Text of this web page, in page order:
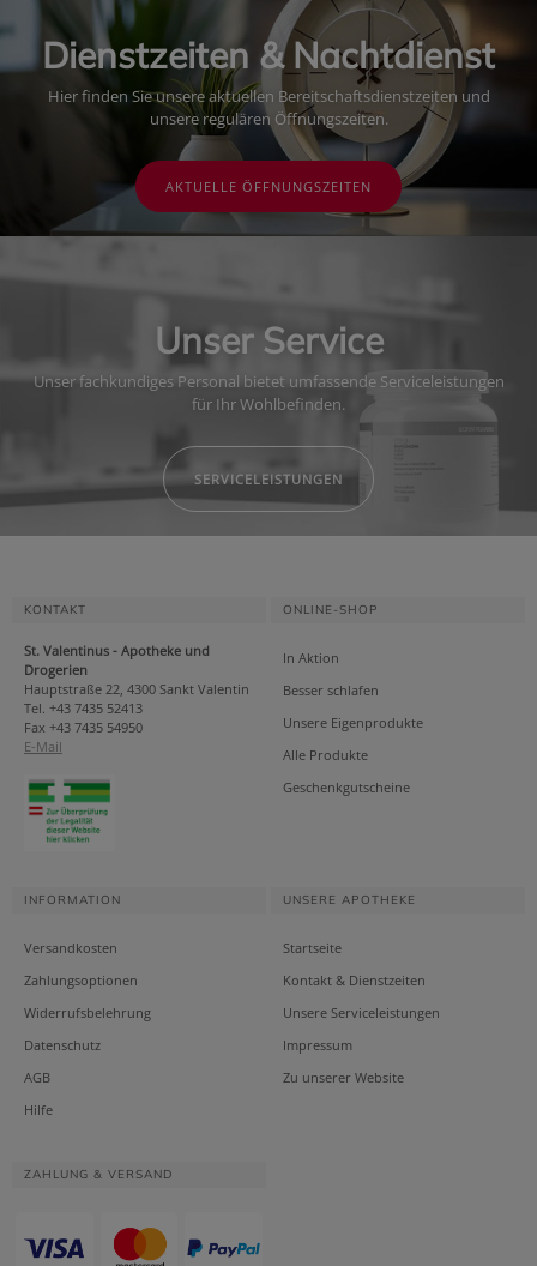
Dienstzeiten & Nachtdienst
Hier finden Sie unsere aktuellen Bereitschaftsdienstzeiten und
unsere regulären Öffnungszeiten.
AKTUELLE ÖFFNUNGSZEITEN
Unser Service
Unser fachkundiges Personal bietet umfassende Serviceleistungen
für Ihr Wohlbefinden.
SERVICELEISTUNGEN
KONTAKT
St. Valentinus - Apotheke und
Drogerien
Hauptstraße 22, 4300 Sankt Valentin
Tel. +43 7435 52413
Fax +43 7435 54950
E-Mail
ONLINE-SHOP
In Aktion
Besser schlafen
Unsere Eigenprodukte
Alle Produkte
Geschenkgutscheine
INFORMATION
Versandkosten
Zahlungsoptionen
Widerrufsbelehrung
Datenschutz
AGB
Hilfe
UNSERE APOTHEKE
Startseite
Kontakt & Dienstzeiten
Unsere Serviceleistungen
Impressum
Zu unserer Website
ZAHLUNG & VERSAND